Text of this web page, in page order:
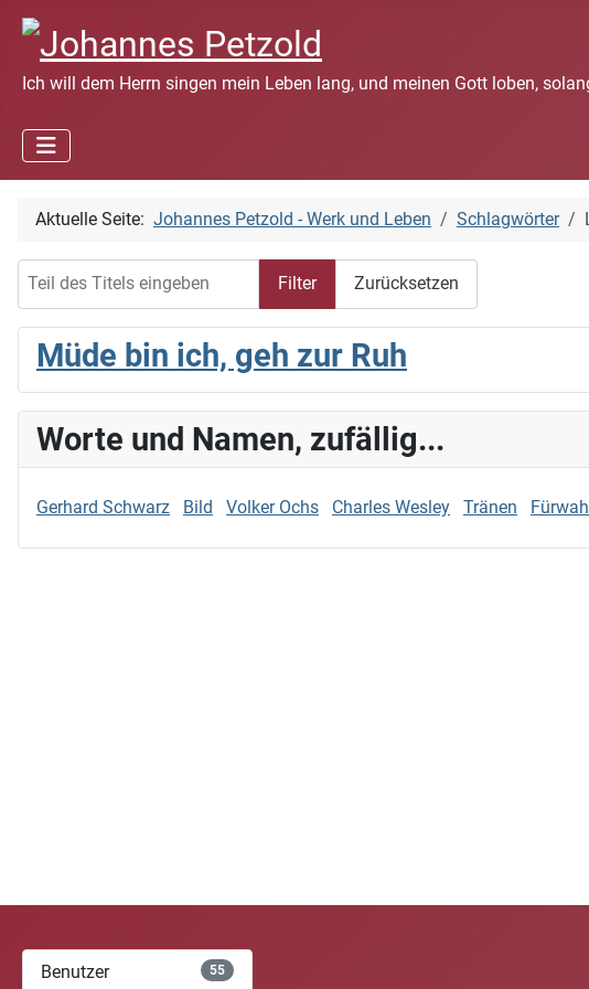
Ich will dem Herrn singen mein Leben lang, und meinen Gott loben,
Aktuelle Seite: Johannes Petzold - Werk und Leben Schlagwörter
Filter Zurücksetzen
Müde bin ich, geh zur Ruh
Worte und Namen, zufällig...
Gerhard Schwarz Bild Volker Ochs Charles Wesley Tränen
Benutzer 55